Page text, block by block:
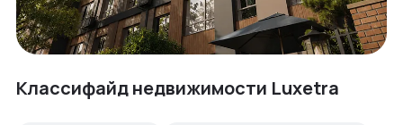
Классифайд недвижимости Luxetra